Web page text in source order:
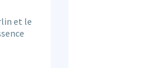
et le